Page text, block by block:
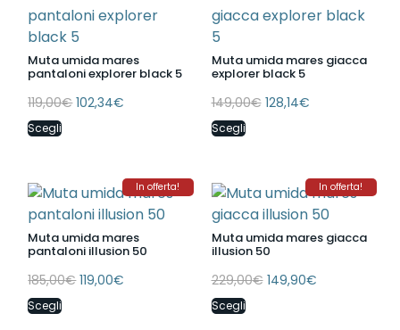
Muta umida mares
pantaloni explorer black 5
119,00€ 102,34€
Scegli
Muta umida mares giacca
explorer black 5
149,00€ 128,14€
Scegli
In offerta!
Muta umida mares
pantaloni illusion 50
185,00€ 119,00€
Scegli
In offerta!
Muta umida mares giacca
illusion 50
229,00€ 149,90€
Scegli